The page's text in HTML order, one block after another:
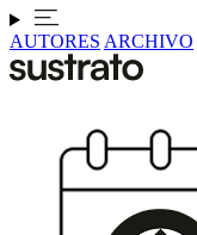
AUTORES ARCHIVO